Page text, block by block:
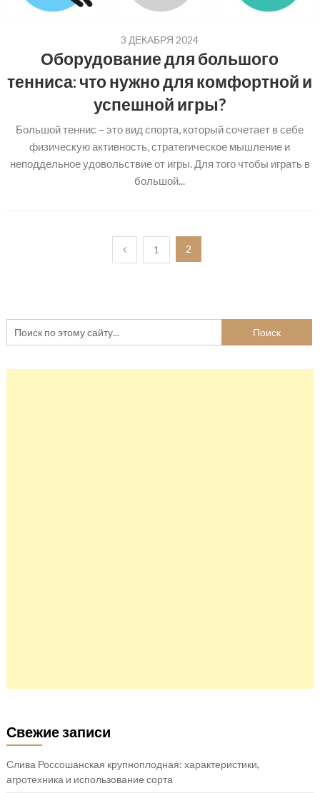
3 ДЕКАБРЯ 2024
Оборудование для большого
тенниса: что нужно для комфортной и
успешной игры?
Большой теннис – это вид спорта, который сочетает в себе
физическую активность, стратегическое мышление и
неподдельное удовольствие от игры. Для того чтобы играть в
большой...
1 2
Свежие записи
Слива Россошанская крупноплодная: характеристики,
агротехника и использование сорта